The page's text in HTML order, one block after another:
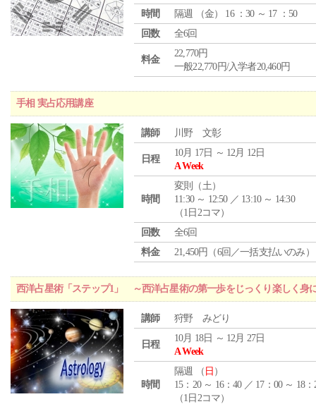
時間
隔週 （金） 16 ：30 ～ 17 ：50
回数
全6回
料金
22,770円
一般22,770円/入学者20,460円
手相 実占応用講座
講師 川野 文彰
日程
10月 17日 ～ 12月 12日
A Week
時間
変則（土）
11:30 ～ 12:50 ／ 13:10 ～ 14:30
（1日2コマ）
回数
全6回
料金
21,450円（6回／一括支払いのみ）
西洋占星術「ステップ1」 ～西洋占星術の第一歩をじっくり楽しく身
講師 狩野 みどり
日程
10月 18日 ～ 12月 27日
A Week
時間
隔週 （ 日 ）
15：20 ～ 16：40 ／ 17：00 ～ 18：
（1日2コマ）